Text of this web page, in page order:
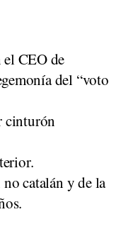
CEO de
del “voto
cinturón
catalán y de la